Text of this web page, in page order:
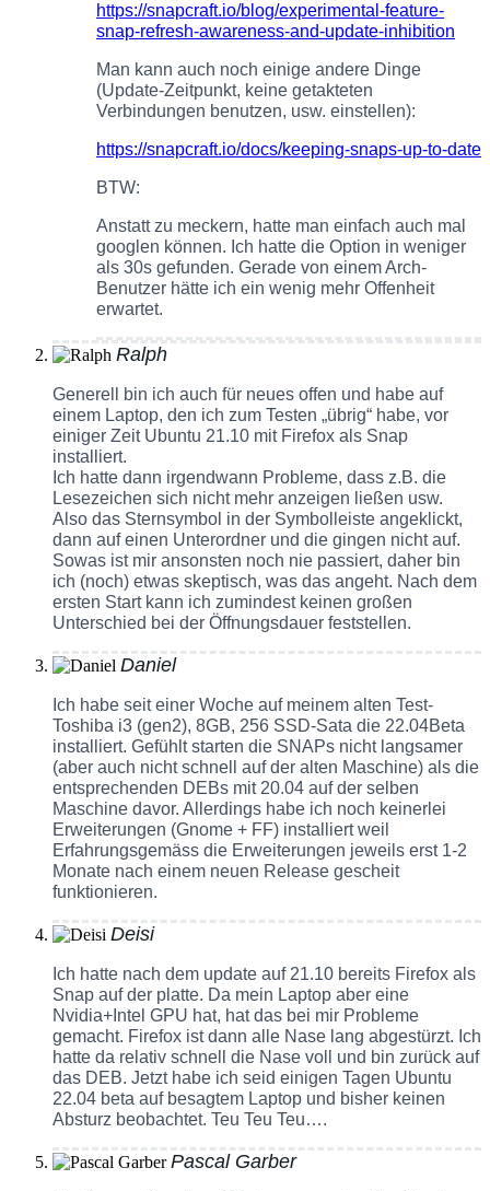
https://snapcraft.io/blog/experimental-feature-
snap-refresh-awareness-and-update-inhibition
Man kann auch noch einige andere Dinge
(Update-Zeitpunkt, keine getakteten
Verbindungen benutzen, usw. einstellen):
https://snapcraft.io/docs/keeping-snaps-up-to-date
BTW:
Anstatt zu meckern, hatte man einfach auch mal
googlen können. Ich hatte die Option in weniger
als 30s gefunden. Gerade von einem Arch-
Benutzer hätte ich ein wenig mehr Offenheit
erwartet.
Ralph
Generell bin ich auch für neues offen und habe auf
einem Laptop, den ich zum Testen „übrig“ habe, vor
einiger Zeit Ubuntu 21.10 mit Firefox als Snap
installiert.
Ich hatte dann irgendwann Probleme, dass z.B. die
Lesezeichen sich nicht mehr anzeigen ließen usw.
Also das Sternsymbol in der Symbolleiste angeklickt,
dann auf einen Unterordner und die gingen nicht auf.
Sowas ist mir ansonsten noch nie passiert, daher bin
ich (noch) etwas skeptisch, was das angeht. Nach dem
ersten Start kann ich zumindest keinen großen
Unterschied bei der Öffnungsdauer feststellen.
Daniel
Ich habe seit einer Woche auf meinem alten Test-
Toshiba i3 (gen2), 8GB, 256 SSD-Sata die 22.04Beta
installiert. Gefühlt starten die SNAPs nicht langsamer
(aber auch nicht schnell auf der alten Maschine) als die
entsprechenden DEBs mit 20.04 auf der selben
Maschine davor. Allerdings habe ich noch keinerlei
Erweiterungen (Gnome + FF) installiert weil
Erfahrungsgemäss die Erweiterungen jeweils erst 1-2
Monate nach einem neuen Release gescheit
funktionieren.
Deisi
Ich hatte nach dem update auf 21.10 bereits Firefox als
Snap auf der platte. Da mein Laptop aber eine
Nvidia+Intel GPU hat, hat das bei mir Probleme
gemacht. Firefox ist dann alle Nase lang abgestürzt. Ich
hatte da relativ schnell die Nase voll und bin zurück auf
das DEB. Jetzt habe ich seid einigen Tagen Ubuntu
22.04 beta auf besagtem Laptop und bisher keinen
Absturz beobachtet. Teu Teu Teu….
Pascal Garber